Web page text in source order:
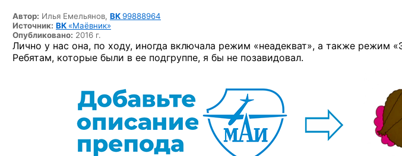
Автор: Илья Емельянов, ВК99888964
Источник: ВК «Маёвник»
Опубликовано: 2016 г.
Лично у нас она, по ходу, иногда включала режим «неадекват», а также режим
Ребятам, которые были в ее подгруппе, я бы не позавидовал.